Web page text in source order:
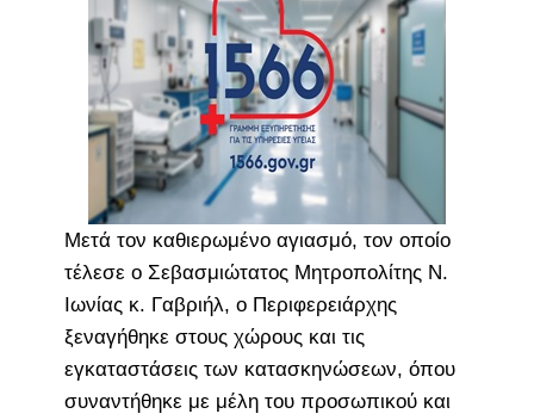
Μετά τον καθιερωμένο αγιασμό, τον οποίο
τέλεσε ο Σεβασμιώτατος Μητροπολίτης Ν.
Ιωνίας κ. Γαβριήλ, ο Περιφερειάρχης
ξεναγήθηκε στους χώρους και τις
εγκαταστάσεις των κατασκηνώσεων, όπου
συναντήθηκε με μέλη του προσωπικού και